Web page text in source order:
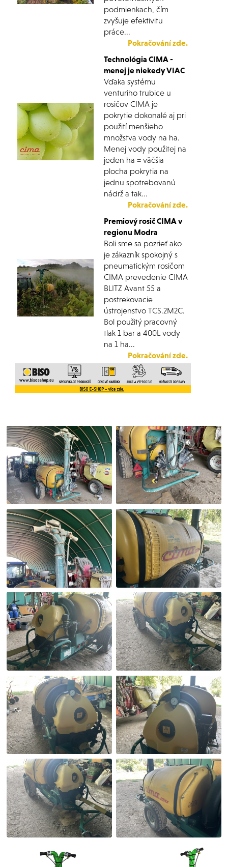
podmienkach, čím
zvyšuje efektivitu
práce...
Pokračování zde.
Technológia CIMA -
menej je niekedy VIAC
Vďaka systému
venturiho trubice u
rosičov CIMA je
pokrytie dokonalé aj pri
použití menšieho
množstva vody na ha.
Menej vody použitej na
jeden ha = väčšia
plocha pokrytia na
jednu spotrebovanú
nádrž a tak...
Pokračování zde.
Premiový rosič CIMA v
regionu Modra
Boli sme sa pozrieť ako
je zákazník spokojný s
pneumatickým rosičom
CIMA prevedenie CIMA
BLITZ Avant 55 a
postrekovacie
ústrojenstvo TCS.2M2C.
Bol použitý pracovný
tlak 1 bar a 400L vody
na 1 ha...
Pokračování zde.